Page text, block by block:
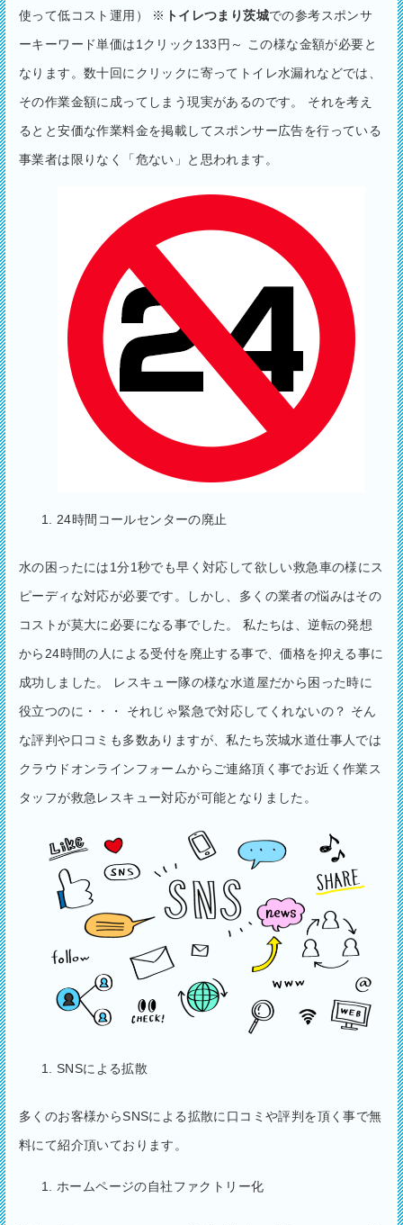
使って低コスト運用） ※ トイレつまり茨城での参考スポンサ
ーキーワード単価は1クリック133円～ この様な金額が必要と
なります。数十回にクリックに寄ってトイレ水漏れなどでは、
その作業金額に成ってしまう現実があるのです。 それを考え
るとと安価な作業料金を掲載してスポンサー広告を行っている
事業者は限りなく「危ない」と思われます。
24時間コールセンターの廃止
水の困ったには1分1秒でも早く対応して欲しい救急車の様にス
ピーディな対応が必要です。しかし、多くの業者の悩みはその
コストが莫大に必要になる事でした。 私たちは、逆転の発想
から24時間の人による受付を廃止する事で、価格を抑える事に
成功しました。 レスキュー隊の様な水道屋だから困った時に
役立つのに・・・ それじゃ緊急で対応してくれないの？ そん
な評判や口コミも多数ありますが、私たち茨城水道仕事人では
クラウドオンラインフォームからご連絡頂く事でお近く作業ス
タッフが救急レスキュー対応が可能となりました。
SNSによる拡散
多くのお客様からSNSによる拡散に口コミや評判を頂く事で無
料にて紹介頂いております。
ホームページの自社ファクトリー化